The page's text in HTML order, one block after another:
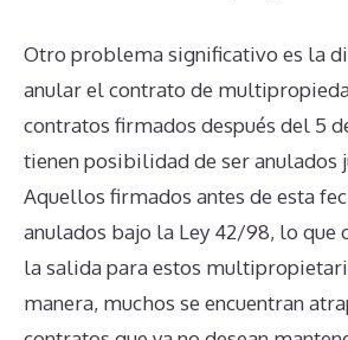
Otro problema significativo es la
anular el contrato de
contratos firmados después del 5
tienen posibilidad de ser anulados
Aquellos firmados antes de esta
anulados bajo la Ley 42/98, lo que
la salida para estos
manera, muchos se encuentran